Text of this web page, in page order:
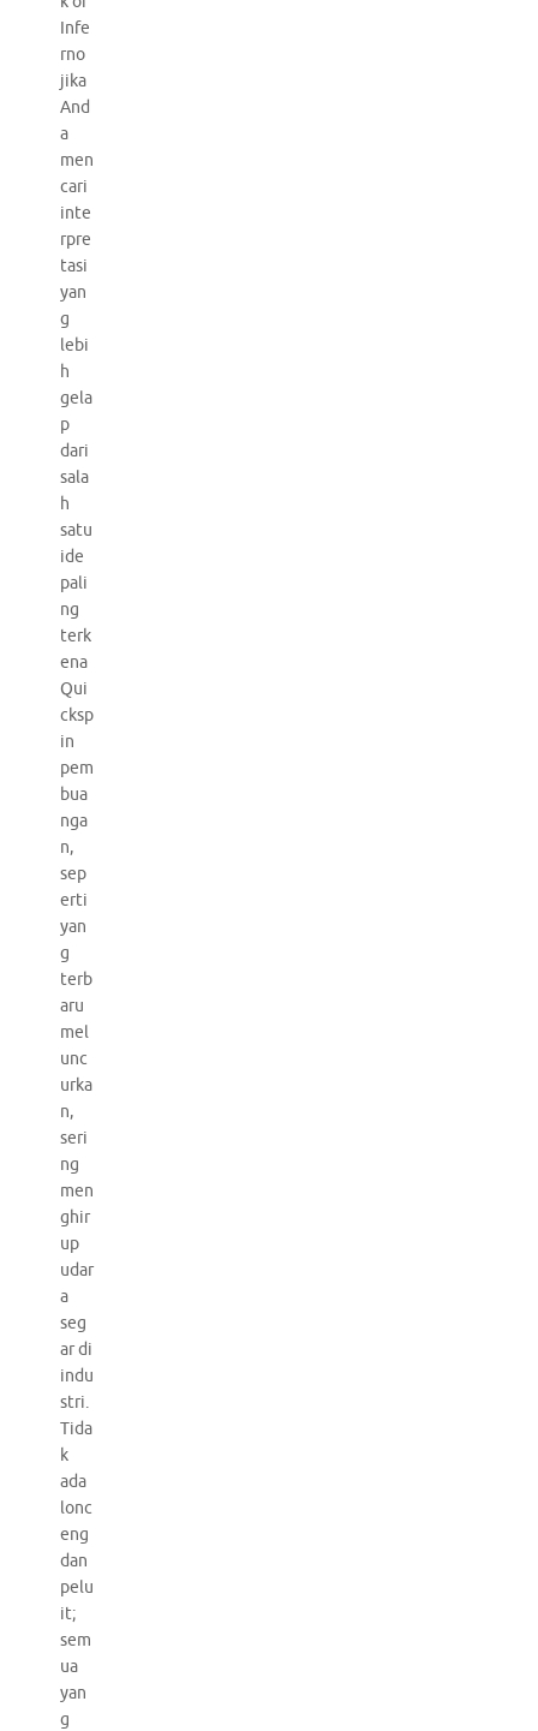
Infe
rno
jika
And
a
men
cari
inte
rpre
tasi
yan
g
lebi
h
gela
p
dari
sala
h
satu
ide
pali
ng
terk
ena
Qui
cksp
in
pem
bua
nga
n,
sep
erti
yan
g
terb
aru
mel
unc
urka
n,
seri
ng
men
ghir
up
udar
a
seg
ar di
indu
stri.
Tida
k
ada
lonc
eng
dan
pelu
it;
sem
ua
yan
g